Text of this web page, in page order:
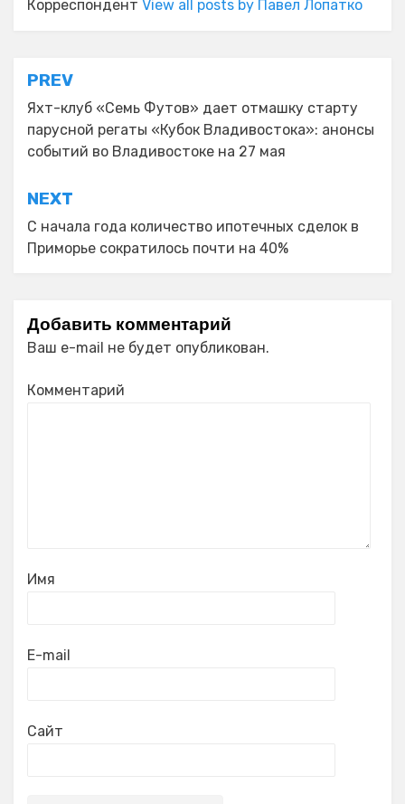
Корреспондент View all posts by Павел Лопатко
Навигация
по
записям
PREV
Яхт-клуб «Семь Футов» дает отмашку старту
парусной регаты «Кубок Владивостока»: анонсы
событий во Владивостоке на 27 мая
NEXT
С начала года количество ипотечных сделок в
Приморье сократилось почти на 40%
Добавить комментарий
Ваш e-mail не будет опубликован.
Комментарий
Имя
E-mail
Сайт